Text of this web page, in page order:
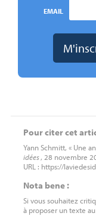
EMAIL
Pour citer cet
Yann Schmitt, « Une
idées, 28 novembre
URL : https://
Nota bene :
Si vous souhaitez
à proposer un texte